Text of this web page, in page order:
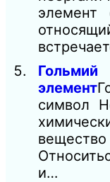
элемент
символ
и…